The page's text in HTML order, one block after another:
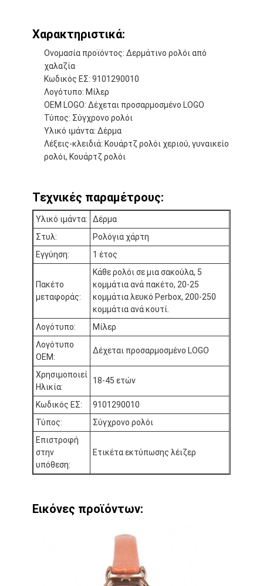
Σπίτι
Προϊόντα
Σχετικά με εμάς
Επισκέψεις στο εργοστάσιο
Ποιοτικός έλεγχος
Επικοινωνήστε μαζί μας
Ειδήσεις
Υποθέσεις
Ιστολόγιο
Χαλαζίας Wristwatch
Δερμάτινο ρολόι από χαλαζία
Ατσάλινο ρολόι με ζώνη
Χαρακτηριστικά:
Ονομασία προϊόντος: Δερμάτινο ρολόι από
χαλαζία
Κωδικός ΕΣ: 9101290010
Λογότυπο: Μίλερ
OEM LOGO: Δέχεται προσαρμοσμένο LOGO
Τύπος: Σύγχρονο ρολόι
Υλικό ιμάντα: Δέρμα
Λέξεις-κλειδιά: Κουάρτζ ρολόι χεριού, γυναικείο
ρολόι, Κουάρτζ ρολόι
Τεχνικές παραμέτρους:
Υλικό ιμάντα:
Δέρμα
Στυλ:
Ρολόγια χάρτη
Εγγύηση:
1 έτος
Πακέτο
μεταφοράς:
Κάθε ρολόι σε μια σακούλα, 5
κομμάτια ανά πακέτο, 20-25
κομμάτια λευκό Perbox, 200-250
κομμάτια ανά κουτί.
Λογότυπο:
Μίλερ
Λογότυπο
OEM:
Δέχεται προσαρμοσμένο LOGO
Χρησιμοποιεί
Ηλικία:
18-45 ετών
Κωδικός ΕΣ:
9101290010
Τύπος:
Σύγχρονο ρολόι
Επιστροφή
στην
υπόθεση:
Ετικέτα εκτύπωσης λέιζερ
Εικόνες προϊόντων: